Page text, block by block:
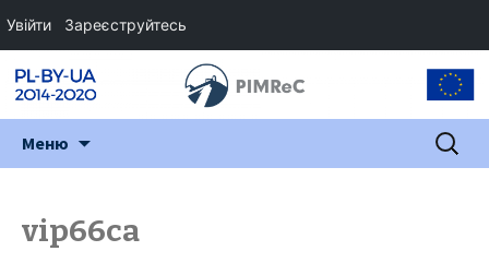
Меню Пошук:
vip66ca
Увійти Зареєструйтесь